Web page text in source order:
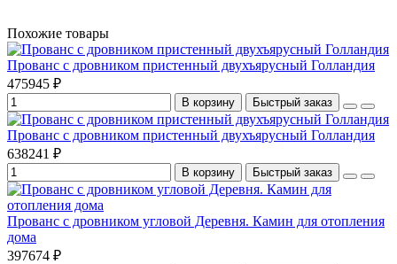
Похожие товары
Прованс с дровником пристенный двухъярусный Голландия
475945 ₽
В корзину Быстрый заказ
Прованс с дровником пристенный двухъярусный Голландия
638241 ₽
В корзину Быстрый заказ
Прованс с дровником угловой Деревня. Камин для отопления
дома
397674 ₽